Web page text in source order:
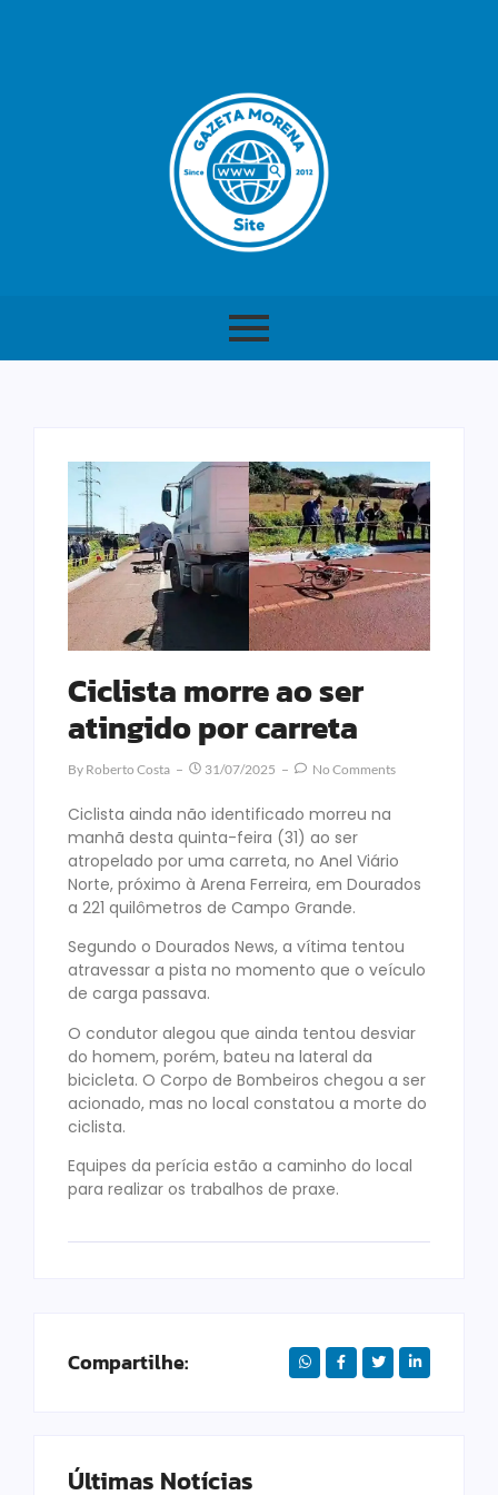
Ciclista morre ao ser
atingido por carreta
By Roberto Costa 31/07/2025 No Comments
Ciclista ainda não identificado morreu na
manhã desta quinta-feira (31) ao ser
atropelado por uma carreta, no Anel Viário
Norte, próximo à Arena Ferreira, em Dourados
a 221 quilômetros de Campo Grande.
Segundo o Dourados News, a vítima tentou
atravessar a pista no momento que o veículo
de carga passava.
O condutor alegou que ainda tentou desviar
do homem, porém, bateu na lateral da
bicicleta. O Corpo de Bombeiros chegou a ser
acionado, mas no local constatou a morte do
ciclista.
Equipes da perícia estão a caminho do local
para realizar os trabalhos de praxe.
Compartilhe:
Últimas Notícias